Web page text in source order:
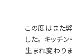
この度はまた
した。 キッチ
生まれ変わり